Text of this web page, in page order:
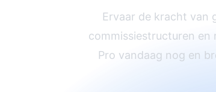
Ervaar de kracht van
commissiestructuren en
Pro vandaag nog en